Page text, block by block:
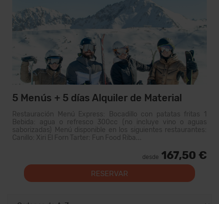
5 Menús + 5 días Alquiler de Material
Restauración Menú Express: Bocadillo con patatas fritas 1
Bebida: agua o refresco 300cc (no incluye vino o aguas
saborizadas) Menú disponible en los siguientes restaurantes:
Canillo: Xiri El Forn Tarter: Fun Food Riba...
desde 167,50 €
RESERVAR